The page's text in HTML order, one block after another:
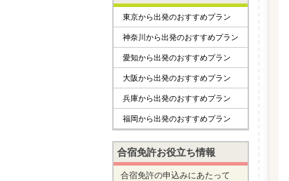
東京から出発のおすすめプラン
神奈川から出発のおすすめプラン
愛知から出発のおすすめプラン
大阪から出発のおすすめプラン
兵庫から出発のおすすめプラン
福岡から出発のおすすめプラン
合宿免許お役立ち情報
合宿免許の申込みにあたって